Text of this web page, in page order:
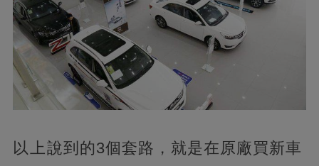
以上說到的3個套路，就是在原廠買新車